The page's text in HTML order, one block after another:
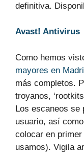
definitiva.
Avast! Antivirus
Como hemos
mayores en
más completos.
troyanos,
Los escaneos se
usuario, así
colocar en
usamos). Vigila